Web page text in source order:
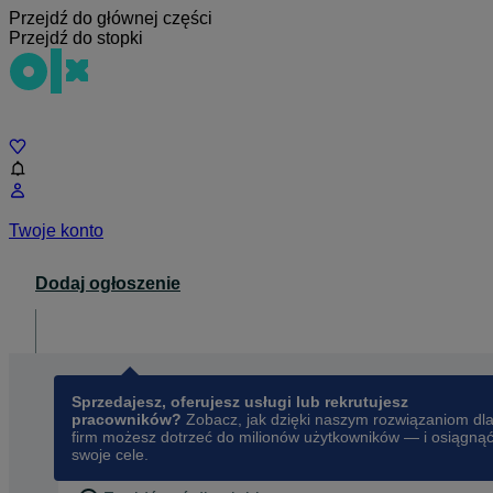
Przejdź do głównej części
Przejdź do stopki
Twoje konto
Dodaj ogłoszenie
Sprzedajesz, oferujesz usługi lub rekrutujesz
pracowników? Zobacz, jak dzięki naszym rozwiązaniom dla
firm możesz dotrzeć do milionów użytkowników — i osiągnąć
swoje cele.